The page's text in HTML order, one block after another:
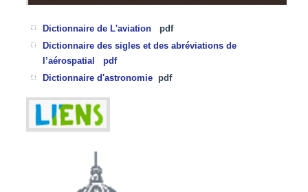
Dictionnaire de L'aviation
pdf
Dictionnaire des sigles et des abréviations de
l’aérospatial pdf
Dictionnaire d'astronomie pdf